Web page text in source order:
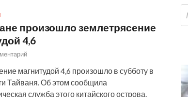
произошло землетрясение
4,6
магнитудой 4,6 произошло в субботу в
Тайваня. Об этом сообщила
служба этого китайского острова.